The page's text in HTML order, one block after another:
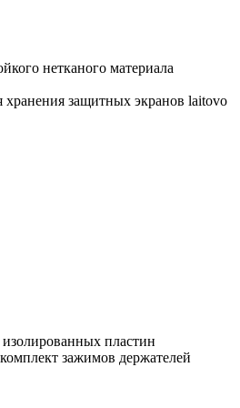
нетканого материала
хранения защитных экранов laitovo
пластин
зажимов держателей